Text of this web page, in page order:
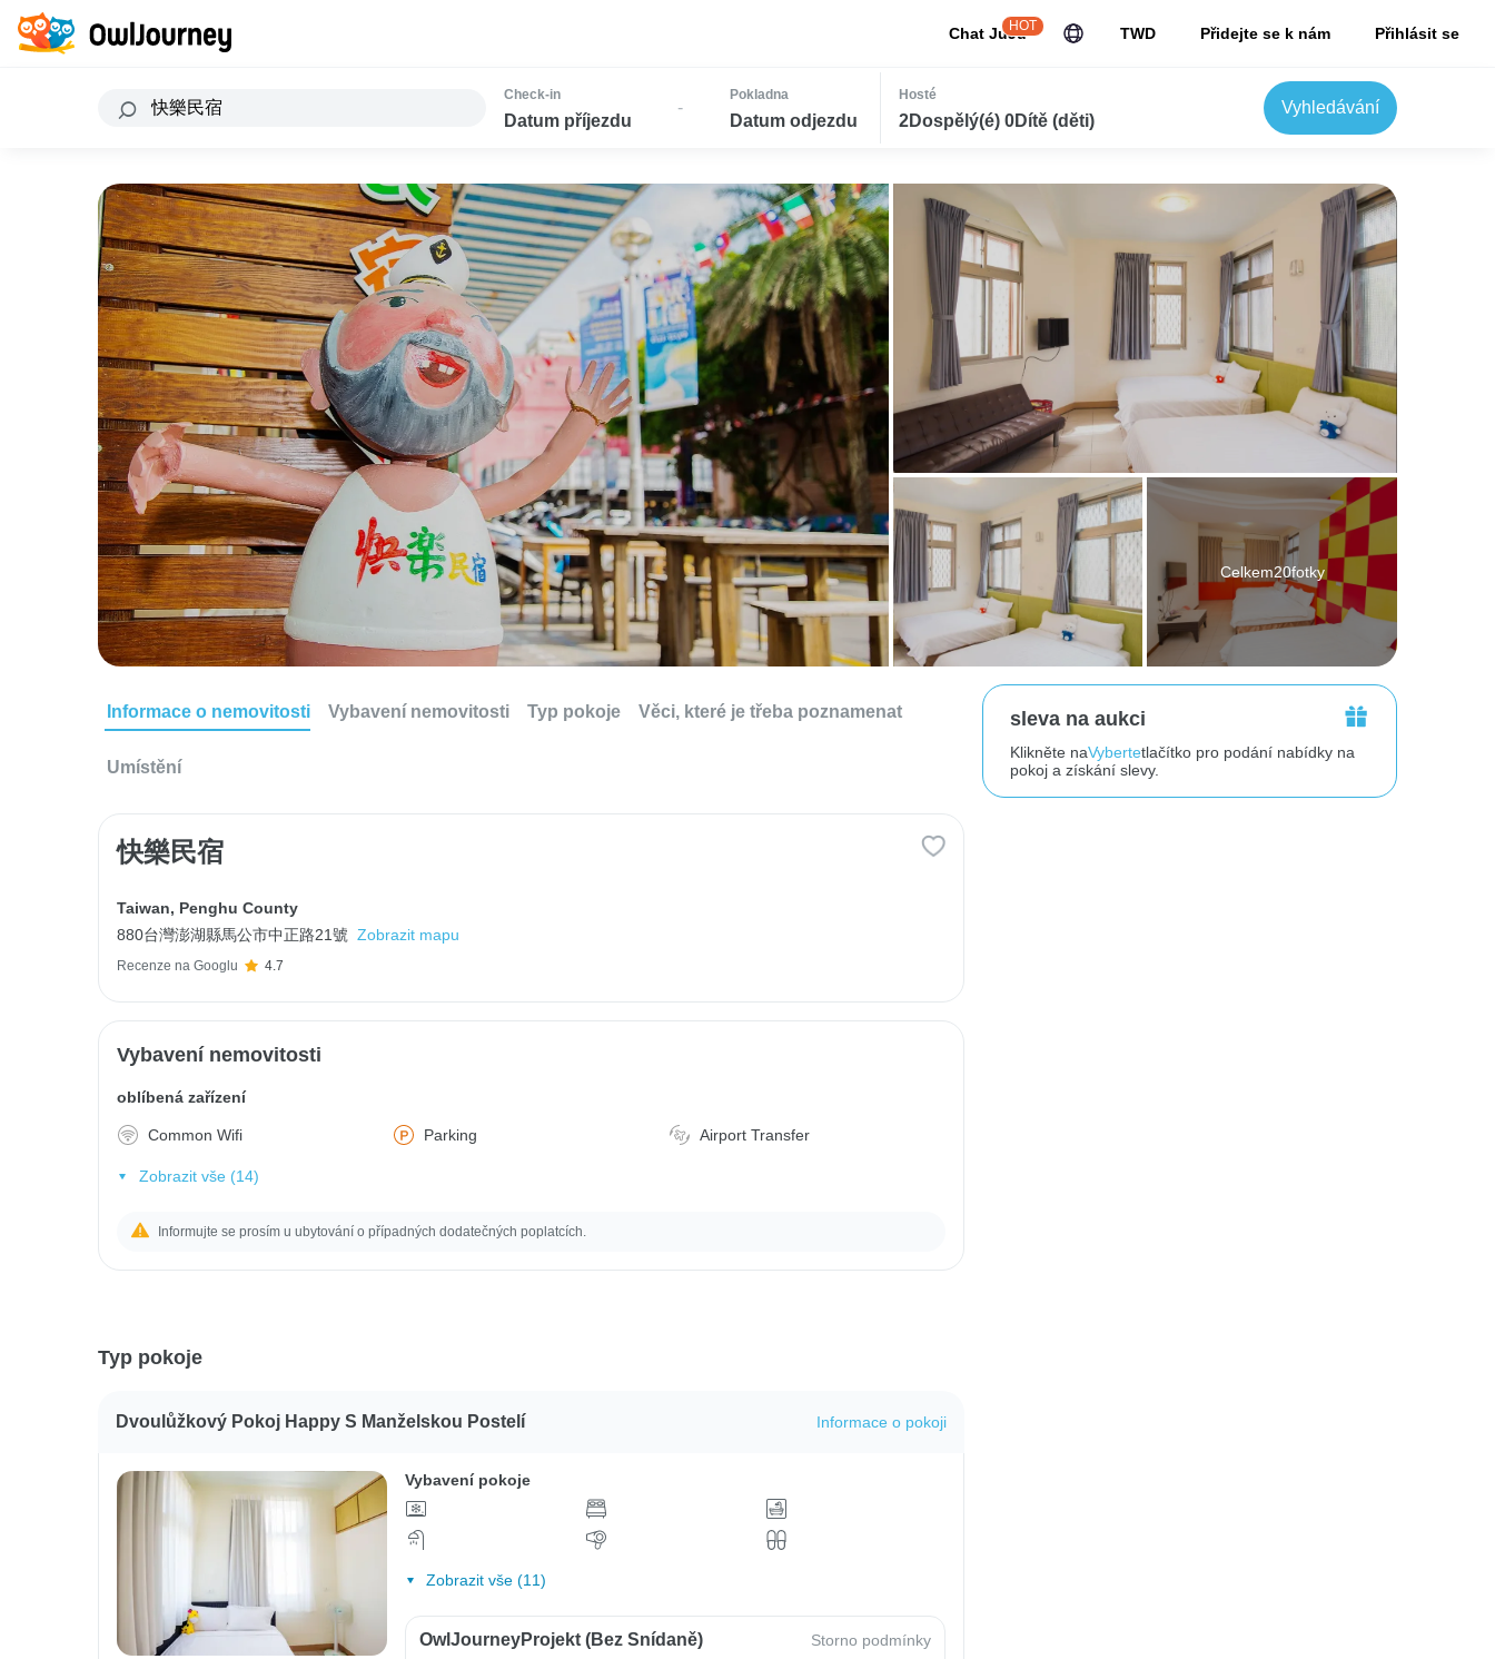
Chat JuJu
HOT TWD Přidejte se k nám Přihlásit se
Check-in
Datum příjezdu
-
Pokladna
Datum odjezdu
Hosté
2Dospělý(é) 0Dítě (děti)
Vyhledávání
Celkem20fotky
Informace o nemovitosti Vybavení nemovitosti Typ pokoje Věci, které je třeba poznamenat
Umístění
快樂民宿
Taiwan, Penghu County
880台灣澎湖縣馬公市中正路21號 Zobrazit mapu
Recenze na Googlu 4.7
Vybavení nemovitosti
oblíbená zařízení
Common Wifi Parking Airport Transfer
Zobrazit vše (14)
Informujte se prosím u ubytování o případných dodatečných poplatcích.
Typ pokoje
Dvoulůžkový Pokoj Happy S Manželskou Postelí Informace o pokoji
Vybavení pokoje
Zobrazit vše (11)
OwlJourneyProjekt (bez Snídaně) Storno podmínky
sleva na aukci
Klikněte naVybertetlačítko pro podání nabídky na
pokoj a získání slevy.